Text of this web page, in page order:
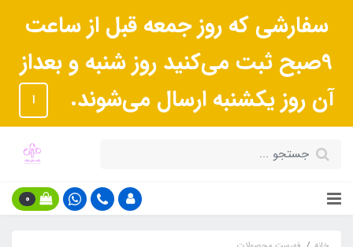
سفارشی که روز جمعه قبل از ساعت
9صبح ثبت می‌کنید روز شنبه و بعداز
آن روز یکشنبه ارسال می‌شوند.
ا
0